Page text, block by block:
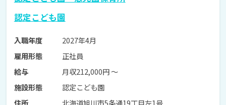
認定こども園
入職年度
2027年4月
雇用形態
正社員
給与
月収212,000円 〜
施設形態
認定こども園
住所
北海道旭川市5条通19丁目左1号